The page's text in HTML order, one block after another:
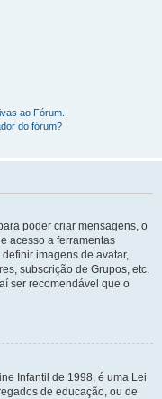
ao Fórum.
do fórum?
poder criar mensagens, o
acesso a ferramentas
imagens de avatar,
subscrição de Grupos, etc.
ser recomendável que o
Infantil de 1998, é uma Lei
de educação, ou de